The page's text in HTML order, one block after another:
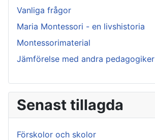
Vanliga frågor
Maria Montessori - en livshistoria
Montessorimaterial
Jämförelse med andra pedagogiker
Senast tillagda
Förskolor och skolor